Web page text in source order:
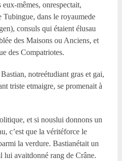
mêmes, onrespectait,
Tubingue, dans le royaumede
consuls qui étaient élusau
des Maisons ou Anciens, et
des Compatriotes.
notreétudiant gras et gai,
triste etmaigre, se promenait à
et si nouslui donnons un
c’est que la véritéforce le
la verdure. Bastianétait un
lui avaitdonné rang de Crâne.